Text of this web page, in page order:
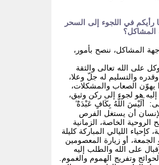
رأيكم في اللجوء إلى السحر
المشاكل؟
المشاكل، ننصح بأمور،
على الله تعالى والثقة
والتسليم له جلّ وعلا،
يهوّن الصعاب والمشكلات،
إليه هو لجوء إلى ركن وثيق،
أَلَيْسَ اللَّهُ بِكَافٍ عَبْدَهُ
أن يستغل الفرص
الروحية الخاصة، الزمانية
كإحياء الليالي المباركة كليلة
الجمعة، أو زيارة المعصومين
على الله والطلب إليه
وتفريج الهموم والغموم.